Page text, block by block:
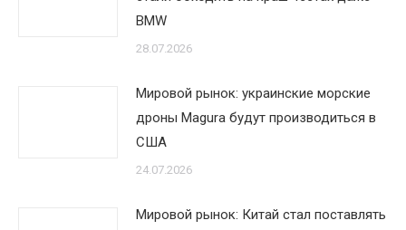
BMW
28.07.2026
Мировой рынок: украинские морские
дроны Magura будут производиться в
США
24.07.2026
Мировой рынок: Китай стал поставлять